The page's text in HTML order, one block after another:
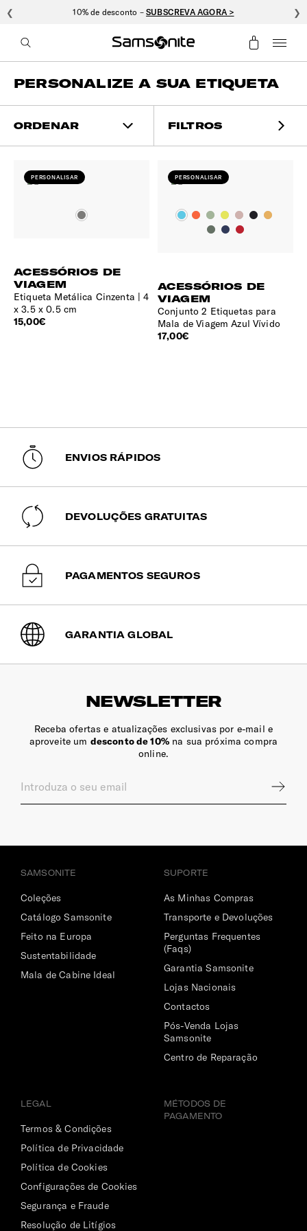
10% de desconto –SUBSCREVA AGORA >
❮ ❯
PERSONALIZE A SUA ETIQUETA
ORDENAR FILTROS
PERSONALISAR
ACESSÓRIOS DE
VIAGEM
Etiqueta Metálica Cinzenta
4
x 3.5 x 0.5 cm
15,00€
PERSONALISAR
ACESSÓRIOS DE
VIAGEM
Conjunto 2 Etiquetas para
Mala de Viagem Azul Vívido
17,00€
ENVIOS RÁPIDOS
DEVOLUÇÕES GRATUITAS
PAGAMENTOS SEGUROS
GARANTIA GLOBAL
NEWSLETTER
Receba ofertas e atualizações exclusivas por e-mail e
aproveite um desconto de 10%na sua próxima compra
online.
SAMSONITE
Coleções
Catálogo Samsonite
Feito na Europa
Sustentabilidade
Mala de Cabine Ideal
SUPORTE
As Minhas Compras
Transporte e Devoluções
Perguntas Frequentes
(Faqs)
Garantia Samsonite
Lojas Nacionais
Contactos
Pós-Venda Lojas
Samsonite
Centro de Reparação
LEGAL
Termos & Condições
Política de Privacidade
Política de Cookies
Configurações de Cookies
Segurança e Fraude
Resolução de Litígios
MÉTODOS DE
PAGAMENTO